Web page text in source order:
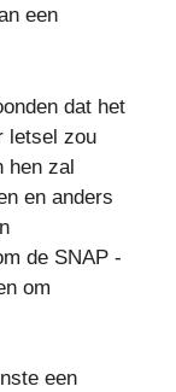
een
dat het
letsel zou
hen zal
en anders
de SNAP -
om
een